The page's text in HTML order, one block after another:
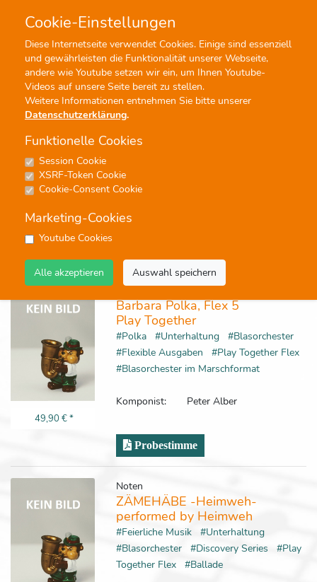
Cookie-Einstellungen
Diese Internetseite verwendet Cookies. Einige sind essenziell
und gewährleisten die Funktionalität unserer Webseite,
andere wie Youtube setzen wir ein, um Ihnen Youtube-
Videos auf unsere Seite bereit zu stellen.
Weitere Informationen entnehmen Sie bitte unserer
Datenschutzerklärung.
Funktionelle Cookies
Session Cookie
XSRF-Token Cookie
Cookie-Consent Cookie
Marketing-Cookies
Youtube Cookies
Alle akzeptieren Auswahl speichern
Menü Profisuche
Play Together Flex
2 Ergebnisse - Seite 1 von 1 - Treffer 1 von 2
keine
49,90 €*
Noten
Barbara Polka, Flex 5
Play Together
#Polka #Unterhaltung
#Blasorchester
#Flexible Ausgaben
#Play Together Flex
#Blasorchester im Marschformat
Komponist: Peter Alber
Probestimme
Noten
ZÄMEHÄBE -Heimweh-
performed by Heimweh
#Feierliche Musik
#Unterhaltung
#Blasorchester
#Discovery Series
#Play
Together Flex
#Ballade